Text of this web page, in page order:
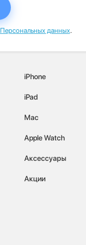
Персональных данных.
iPhone
iPad
Mac
Apple Watch
Аксессуары
Акции